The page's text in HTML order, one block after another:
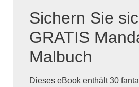
Sichern Sie
GRATIS
Malbuch
Dieses eBook enthält 30